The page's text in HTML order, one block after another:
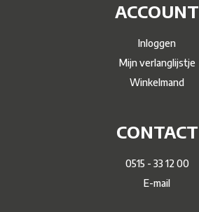
ACCOUNT
Inloggen
Mijn verlanglijstje
Winkelmand
CONTACT
0515 - 33 12 00
E-mail